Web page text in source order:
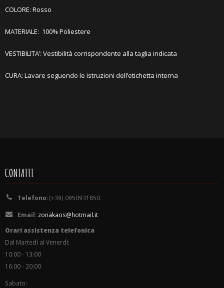
COLORE: Rosso
MATERIALE: 100% Poliestere
VESTIBILITA’: Vestibilità corrispondente alla taglia indicata
CURA: Lavare seguendo le istruzioni dell’etichetta interna
CONTATTI
Telefono:(+39) 0950931850
Email: zonakaos@hotmail.it
Orari assistenza telefonica
Dal Martedì al Venerdì:
10:00 - 13:00
16:00 - 20:00
Sabato: